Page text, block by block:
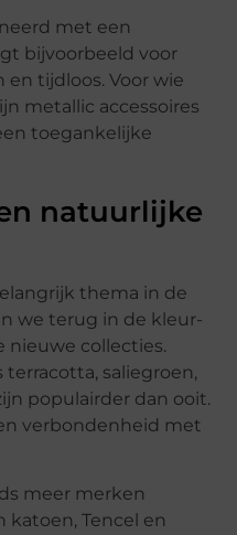
met een
bijvoorbeeld voor
tijdloos. Voor wie
metallic accessoires
toegankelijke
natuurlijke
thema in de
we terug in de kleur-
nieuwe collecties.
terracotta, saliegroen,
populairder dan ooit.
verbondenheid met
meer merken
katoen, Tencel en